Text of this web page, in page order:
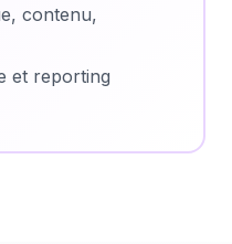
contenu,
et reporting